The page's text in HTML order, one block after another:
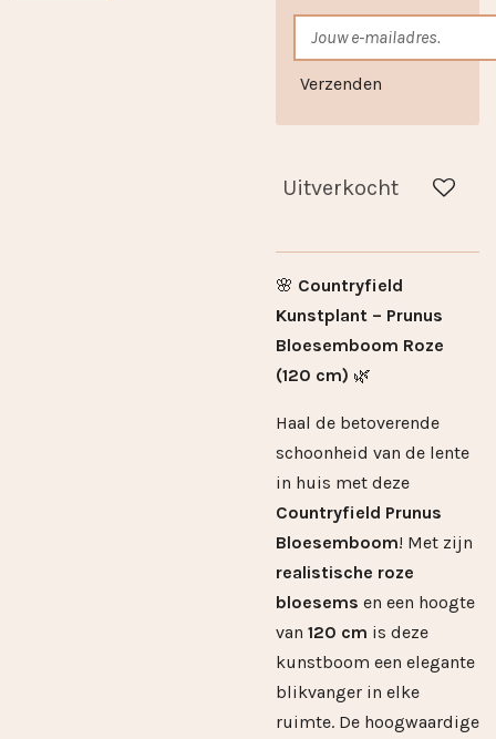
Verzenden
Uitverkocht
🌸 Countryfield
Kunstplant – Prunus
Bloesemboom Roze
(120 cm) 🌿
Haal de betoverende
schoonheid van de lente
in huis met deze
Countryfield Prunus
Bloesemboom! Met zijn
realistische roze
bloesems en een hoogte
van 120 cm is deze
kunstboom een elegante
blikvanger in elke
ruimte. De hoogwaardige